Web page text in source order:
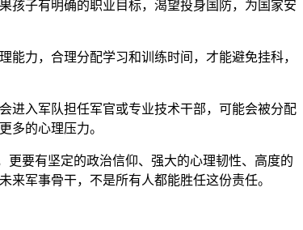
孩子有明确的职业目标，渴望投身国防，为国家安
力，合理分配学习和训练时间，才能避免挂科，
进入军队担任军官或专业技术干部，可能会被分配
多的心理压力。
更要有坚定的政治信仰、强大的心理韧性、高度的
军事骨干，不是所有人都能胜任这份责任。